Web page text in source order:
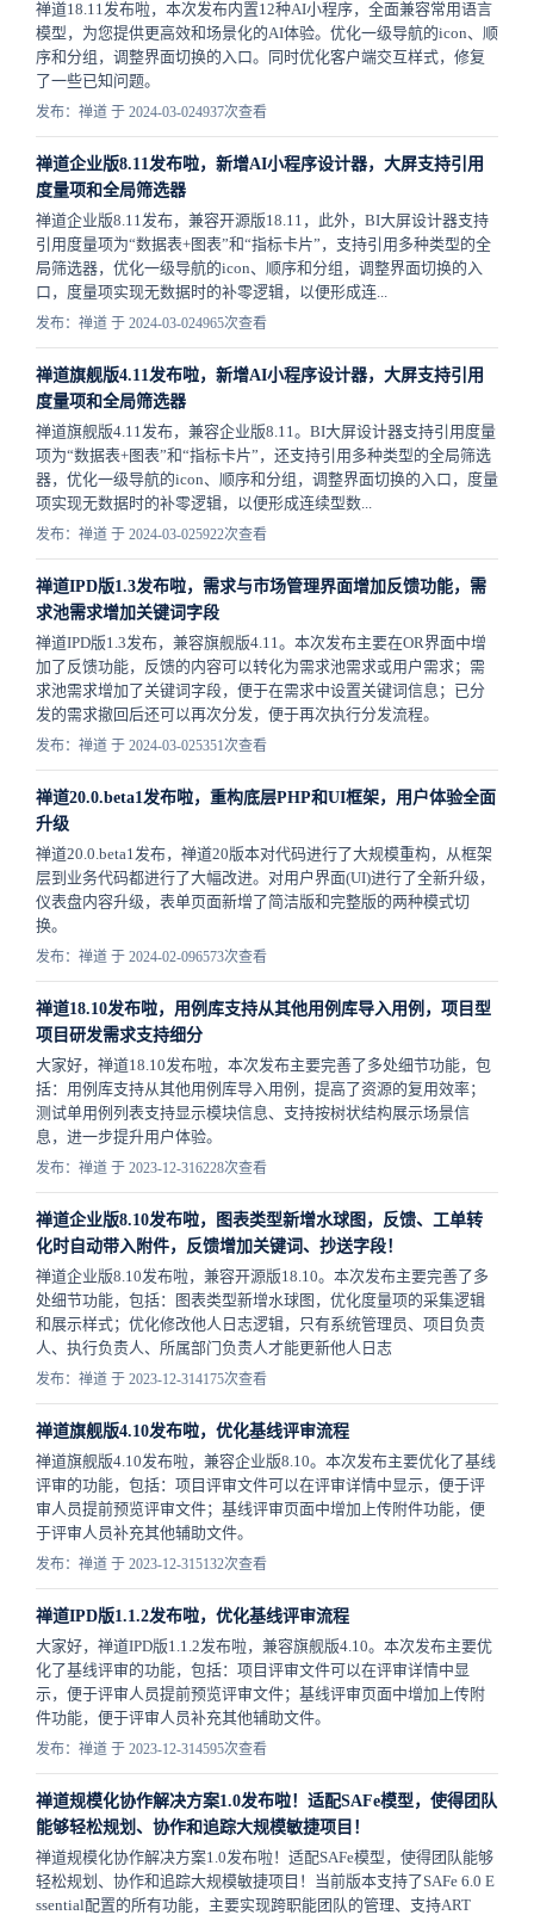
禅道18.11发布啦，本次发布内置12种AI小程序，全面兼容常用语言
模型，为您提供更高效和场景化的AI体验。优化一级导航的icon、顺
序和分组，调整界面切换的入口。同时优化客户端交互样式，修复
了一些已知问题。
发布：禅道 于 2024-03-024937次查看
禅道企业版8.11发布啦，新增AI小程序设计器，大屏支持引用
度量项和全局筛选器
禅道企业版8.11发布，兼容开源版18.11，此外，BI大屏设计器支持
引用度量项为“数据表+图表”和“指标卡片”，支持引用多种类型的全
局筛选器，优化一级导航的icon、顺序和分组，调整界面切换的入
口，度量项实现无数据时的补零逻辑，以便形成连...
发布：禅道 于 2024-03-024965次查看
禅道旗舰版4.11发布啦，新增AI小程序设计器，大屏支持引用
度量项和全局筛选器
禅道旗舰版4.11发布，兼容企业版8.11。BI大屏设计器支持引用度量
项为“数据表+图表”和“指标卡片”，还支持引用多种类型的全局筛选
器，优化一级导航的icon、顺序和分组，调整界面切换的入口，度量
项实现无数据时的补零逻辑，以便形成连续型数...
发布：禅道 于 2024-03-025922次查看
禅道IPD版1.3发布啦，需求与市场管理界面增加反馈功能，需
求池需求增加关键词字段
禅道IPD版1.3发布，兼容旗舰版4.11。本次发布主要在OR界面中增
加了反馈功能，反馈的内容可以转化为需求池需求或用户需求；需
求池需求增加了关键词字段，便于在需求中设置关键词信息；已分
发的需求撤回后还可以再次分发，便于再次执行分发流程。
发布：禅道 于 2024-03-025351次查看
禅道20.0.beta1发布啦，重构底层PHP和UI框架，用户体验全面
升级
禅道20.0.beta1发布，禅道20版本对代码进行了大规模重构，从框架
层到业务代码都进行了大幅改进。对用户界面(UI)进行了全新升级，
仪表盘内容升级，表单页面新增了简洁版和完整版的两种模式切
换。
发布：禅道 于 2024-02-096573次查看
禅道18.10发布啦，用例库支持从其他用例库导入用例，项目型
项目研发需求支持细分
大家好，禅道18.10发布啦，本次发布主要完善了多处细节功能，包
括：用例库支持从其他用例库导入用例，提高了资源的复用效率；
测试单用例列表支持显示模块信息、支持按树状结构展示场景信
息，进一步提升用户体验。
发布：禅道 于 2023-12-316228次查看
禅道企业版8.10发布啦，图表类型新增水球图，反馈、工单转
化时自动带入附件，反馈增加关键词、抄送字段！
禅道企业版8.10发布啦，兼容开源版18.10。本次发布主要完善了多
处细节功能，包括：图表类型新增水球图，优化度量项的采集逻辑
和展示样式；优化修改他人日志逻辑​，只有系统管理员、项目负责
人、执行负责人、所属部门负责人才能更新他人日志
发布：禅道 于 2023-12-314175次查看
禅道旗舰版4.10发布啦，优化基线评审流程
禅道旗舰版4.10发布啦，兼容企业版8.10。本次发布主要优化了基线
评审的功能，包括：项目评审文件可以在评审详情中显示，便于评
审人员提前预览评审文件；基线评审页面中增加上传附件功能，便
于评审人员补充其他辅助文件。
发布：禅道 于 2023-12-315132次查看
禅道IPD版1.1.2发布啦，优化基线评审流程
大家好，禅道IPD版1.1.2发布啦，兼容旗舰版4.10。本次发布主要优
化了基线评审的功能，包括：项目评审文件可以在评审详情中显
示，便于评审人员提前预览评审文件；基线评审页面中增加上传附
件功能，便于评审人员补充其他辅助文件。
发布：禅道 于 2023-12-314595次查看
禅道规模化协作解决方案1.0发布啦！适配SAFe模型，使得团队
能够轻松规划、协作和追踪大规模敏捷项目！
禅道规模化协作解决方案1.0发布啦！适配SAFe模型，使得团队能够
轻松规划、协作和追踪大规模敏捷项目！当前版本支持了SAFe 6.0 E
ssential配置的所有功能，主要实现跨职能团队的管理、支持ART